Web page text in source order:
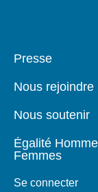
Pied
Presse
Nous rejoindre
Nous soutenir
Égalité
Femmes
Se connecter